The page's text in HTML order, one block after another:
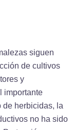
siguen
de cultivos
y
importante
de herbicidas, la
no ha sido